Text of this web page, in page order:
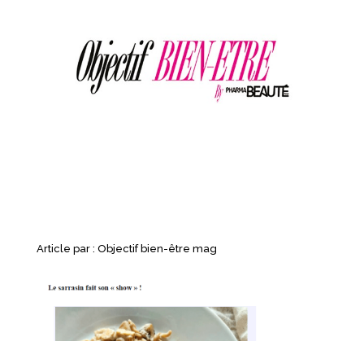
Article par : Objectif bien-être mag